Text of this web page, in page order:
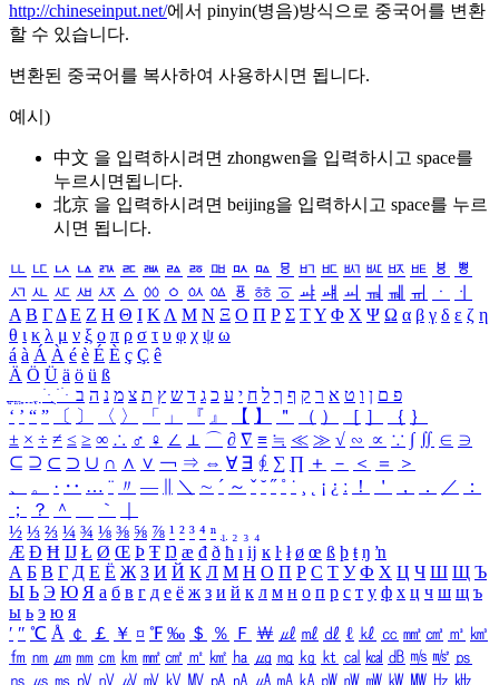
http://chineseinput.net/에서 pinyin(병음)방식으로 중국어를 변환
할 수 있습니다.
변환된 중국어를 복사하여 사용하시면 됩니다.
예시)
中文 을 입력하시려면 zhongwen을 입력하시고 space를
누르시면됩니다.
北京 을 입력하시려면 beijing을 입력하시고 space를 누르
시면 됩니다.
ㅥ ㅦ ㅧ ㅨ ㅩ ㅪ ㅫ ㅬ ㅭ ㅮ ㅯ ㅰ ㅱ ㅲ ㅳ ㅴ ㅵ ㅶ ㅷ ㅸ
ㅹ
ㅺ ㅻ ㅼ ㅽ ㅾ ㅿ ㆀ ㆁ ㆂ ㆃ ㆄ ㆅ ㆆ ㆇ ㆈ ㆉ ㆊ ㆋ ㆌ ㆍ
ㆎ
Α Β ΓΔ Ε Ζ Η Θ Ι ΚΛ Μ Ν Ξ Ο Π Ρ Σ ΤΥ Φ Χ Ψ Ω α β γ δ ε ζ η
θ ι κ λ μ ν ξ ο π ρ σ τ υ φ χ ψ ω
á à Á À é è É È ç Ç ê
Ä Ö Ü ä ö ü ß
ִֶֹ ֻּ ׁׂ פ ם ן ו ט א ר ק ף ך ל ח י ע כ ג ד ש ץ ת צ מ נ ה ב
‘ ’ “ ” 〔 〕 〈 〉 「 」 『 』 【 】 ＂ （ ） ［ ］ ｛ ｝
± × ÷ ≠ ≤ ≥ ∞ ∴ ♂ ♀ ∠ ⊥ ⌒ ∂ ∇ ≡ ≒ ≪ ≫ √ ∽ ∝ ∵ ∫ ∬ ∈ ∋
⊆ ⊇ ⊂ ⊃ ∪ ∩ ∧ ∨ ￢ ⇒ ⇔ ∀ ∃ ∮ ∑ ∏ ＋ － ＜ ＝
＞
、
。 · ‥ … ¨ 〃 ― ＼ ∼ ´ ～ ˇ ˘ ˝ ˚ ˙ ¸ ¡ ¿ ː ！ ＇ ， ． ／
：
；
？ ＾ ｀
½ ⅓ ⅔ ¼ ¾ ⅛ ⅜ ⅝ ⅞ ¹ ² ³ ⁴ ⁿ ₁ ₂ ₃ ₄
Æ Ð Ħ Ĳ Ł Ø Œ Þ Ŧ Ŋ æ đ ð ħ ı ĳ ĸ ŀ ł ø œ ß þ ŧ ŋ ŉ
А Б В Г Д Е Ё Ж З И Й К Л М Н О П Р С Т У Ф Х Ц Ч Ш Щ Ъ
Ы Ь Э Ю Я а б в г д е ё ж з и й к л м н о п р с т у ф х ц ч ш щ ъ
ы ь э ю я
′ ″ ℃ Å ￠ ￡ ￥ ¤ ℉ ‰ ＄ ％ Ｆ ￦ ㎕ ㎖ ㎗ ℓ ㎘ ㏄ ㎣ ㎤ ㎥ ㎦
㎙ ㎚ ㎛ ㎜ ㎝ ㎞ ㎟ ㎠ ㎡ ㎢ ㏊ ㎍ ㎎ ㎏ ㏏ ㎈ ㎉ ㏈ ㎧ ㎨ ㎰
㎱ ㎲ ㎳ ㎴ ㎵ ㎶ ㎷ ㎸ ㎹ ㎀ ㎁ ㎂ ㎃ ㎄ ㎺ ㎻ ㎽ ㎾ ㎿ ㎐ ㎑